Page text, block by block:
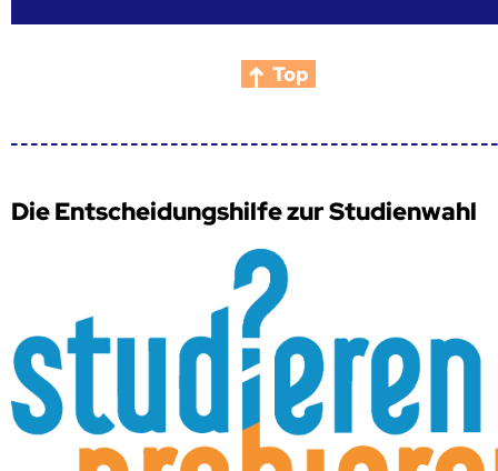
Top
Die Entscheidungshilfe zur Studienwahl